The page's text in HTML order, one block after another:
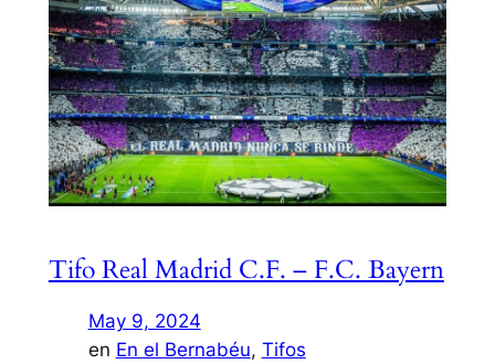
Tifo Real Madrid C.F. – F.C. Bayern
May 9, 2024
en En el Bernabéu, Tifos